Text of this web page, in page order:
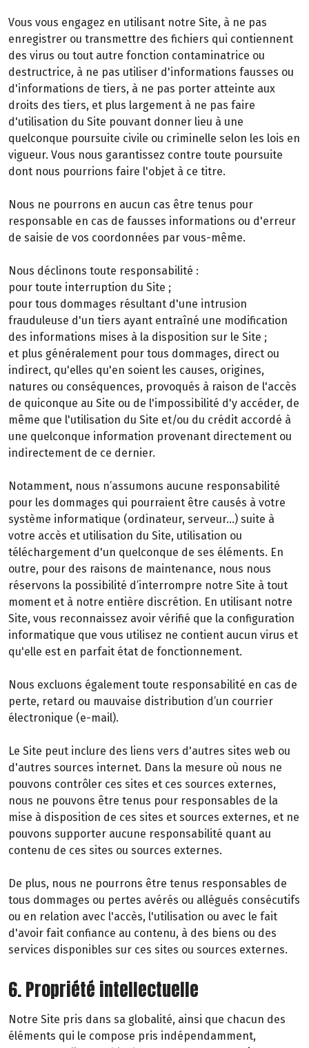
Vous vous engagez en utilisant notre Site, à ne pas
enregistrer ou transmettre des fichiers qui contiennent
des virus ou tout autre fonction contaminatrice ou
destructrice, à ne pas utiliser d'informations fausses ou
d'informations de tiers, à ne pas porter atteinte aux
droits des tiers, et plus largement à ne pas faire
d'utilisation du Site pouvant donner lieu à une
quelconque poursuite civile ou criminelle selon les lois en
vigueur. Vous nous garantissez contre toute poursuite
dont nous pourrions faire l'objet à ce titre.
Nous ne pourrons en aucun cas être tenus pour
responsable en cas de fausses informations ou d'erreur
de saisie de vos coordonnées par vous-même.
Nous déclinons toute responsabilité :
pour toute interruption du Site ;
pour tous dommages résultant d'une intrusion
frauduleuse d'un tiers ayant entraîné une modification
des informations mises à la disposition sur le Site ;
et plus généralement pour tous dommages, direct ou
indirect, qu'elles qu'en soient les causes, origines,
natures ou conséquences, provoqués à raison de l'accès
de quiconque au Site ou de l'impossibilité d'y accéder, de
même que l'utilisation du Site et/ou du crédit accordé à
une quelconque information provenant directement ou
indirectement de ce dernier.
Notamment, nous n’assumons aucune responsabilité
pour les dommages qui pourraient être causés à votre
système informatique (ordinateur, serveur…) suite à
votre accès et utilisation du Site, utilisation ou
téléchargement d'un quelconque de ses éléments. En
outre, pour des raisons de maintenance, nous nous
réservons la possibilité d’interrompre notre Site à tout
moment et à notre entière discrétion. En utilisant notre
Site, vous reconnaissez avoir vérifié que la configuration
informatique que vous utilisez ne contient aucun virus et
qu'elle est en parfait état de fonctionnement.
Nous excluons également toute responsabilité en cas de
perte, retard ou mauvaise distribution d’un courrier
électronique (e-mail).
Le Site peut inclure des liens vers d'autres sites web ou
d'autres sources internet. Dans la mesure où nous ne
pouvons contrôler ces sites et ces sources externes,
nous ne pouvons être tenus pour responsables de la
mise à disposition de ces sites et sources externes, et ne
pouvons supporter aucune responsabilité quant au
contenu de ces sites ou sources externes.
De plus, nous ne pourrons être tenus responsables de
tous dommages ou pertes avérés ou allégués consécutifs
ou en relation avec l'accès, l'utilisation ou avec le fait
d'avoir fait confiance au contenu, à des biens ou des
services disponibles sur ces sites ou sources externes.
6. Propriété intellectuelle
Notre Site pris dans sa globalité, ainsi que chacun des
éléments qui le compose pris indépendamment,